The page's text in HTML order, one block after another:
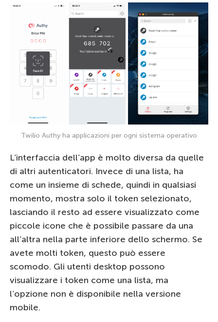
Twilio Authy ha applicazioni per ogni sistema operativo
L’interfaccia dell’app è molto diversa da quelle
di altri autenticatori. Invece di una lista, ha
come un insieme di schede, quindi in qualsiasi
momento, mostra solo il token selezionato,
lasciando il resto ad essere visualizzato come
piccole icone che è possibile passare da una
all’altra nella parte inferiore dello schermo. Se
avete molti token, questo può essere
scomodo. Gli utenti desktop possono
visualizzare i token come una lista, ma
l’opzione non è disponibile nella versione
mobile.